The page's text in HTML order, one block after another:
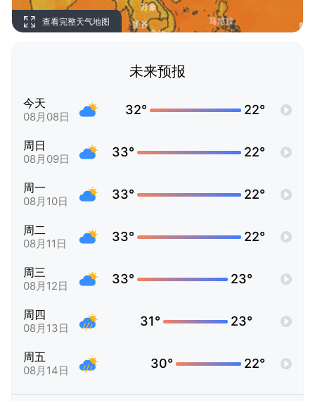
查看完整天气地图
未来预报
今天
08月08日 32° 22°
周日
08月09日 33° 22°
周一
08月10日 33° 22°
周二
08月11日 33° 22°
周三
08月12日 33° 23°
周四
08月13日 31° 23°
周五
08月14日 30° 22°